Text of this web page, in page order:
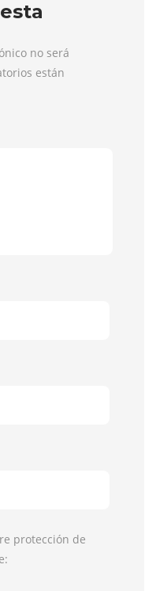
no será
están
protección de